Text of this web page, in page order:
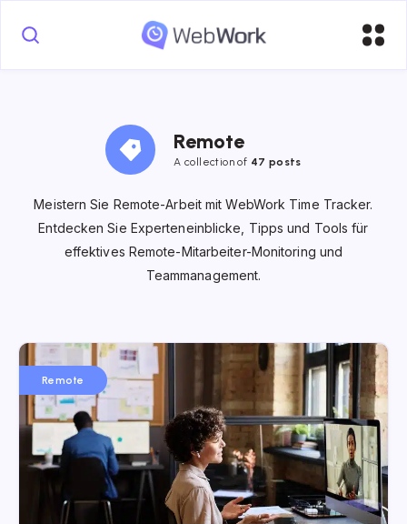
Remote
A collection of 47 posts
Meistern Sie Remote-Arbeit mit WebWork Time Tracker.
Entdecken Sie Experteneinblicke, Tipps und Tools für
effektives Remote-Mitarbeiter-Monitoring und
Teammanagement.
Remote